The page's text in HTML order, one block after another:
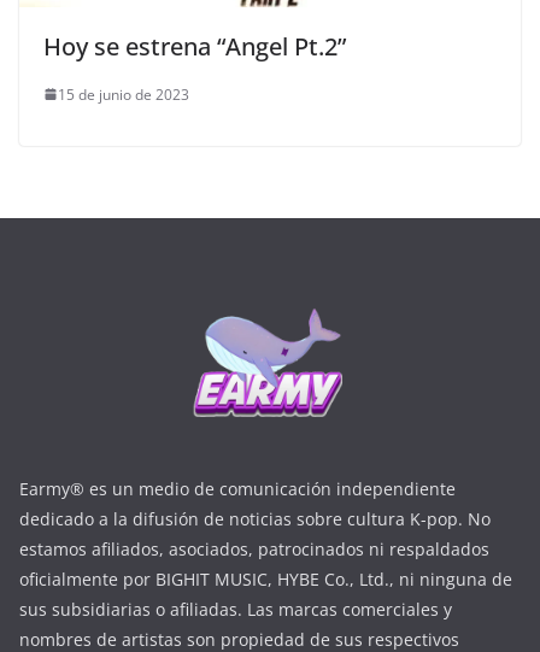
Hoy se estrena “Angel Pt.2”
15 de junio de 2023
Earmy® es un medio de comunicación independiente
dedicado a la difusión de noticias sobre cultura K-pop. No
estamos afiliados, asociados, patrocinados ni respaldados
oficialmente por BIGHIT MUSIC, HYBE Co., Ltd., ni ninguna de
sus subsidiarias o afiliadas. Las marcas comerciales y
nombres de artistas son propiedad de sus respectivos